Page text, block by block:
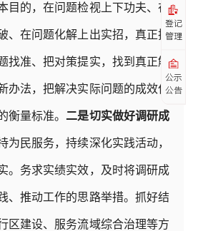
目的，在问题检视上下功夫、在
、在问题化解上出实招，真正把
找准、把对策提实，找到真正解
办法，把解决实际问题的成效作
衡量标准。 二是切实做好调研成
为民服务，持续深化实践活动，
。务求实绩实效，及时将调研成
、推动工作的思路举措。抓好结
区建设、服务流域综合治理等方
登记
管理
公示
公告